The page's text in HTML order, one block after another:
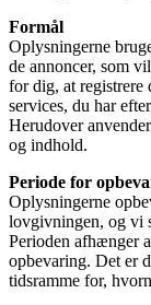
Formål
Oplysningerne
de annoncer, som
for dig, at registrere
services, du har
Herudover
og indhold.
Periode for
Oplysningerne
lovgivningen, og vi
Perioden afhænger
opbevaring. Det er
tidsramme for,